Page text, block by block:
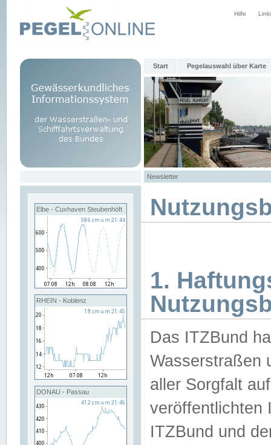
Hilfe
Start Pegelauswahl über Karte
Newsletter
Elbe - Cuxhaven Steubenhöft
RHEIN - Koblenz
DONAU - Passau
1.
Das ITZBund
Wasserstraßen
aller Sorgfalt
veröffentlichten
ITZBund und